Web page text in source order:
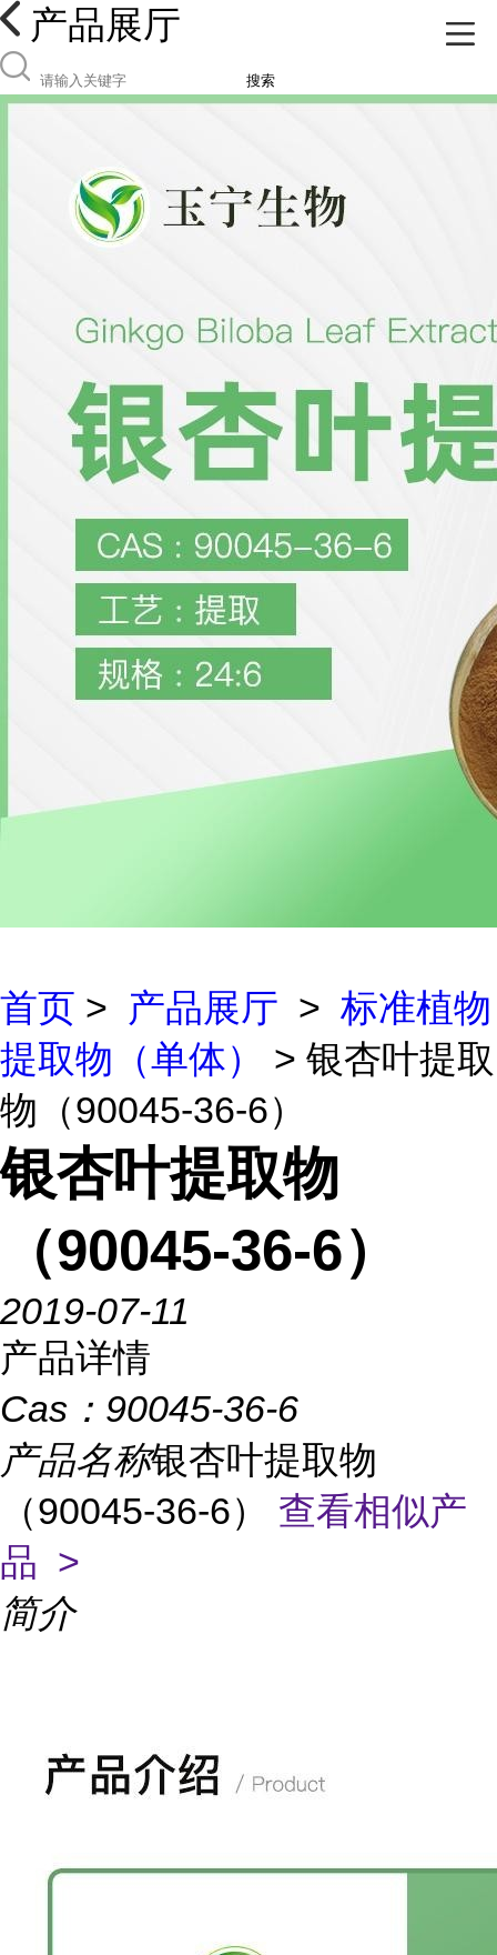
产品展厅
搜索
首页 > 产品展厅 > 标准植物
提取物（单体）
> 银杏叶提取
物（90045-36-6）
银杏叶提取物
（90045-36-6）
2019-07-11
产品详情
Cas： 90045-36-6
产品名称银杏叶提取物
（90045-36-6） 查看相似产
品 >
简介